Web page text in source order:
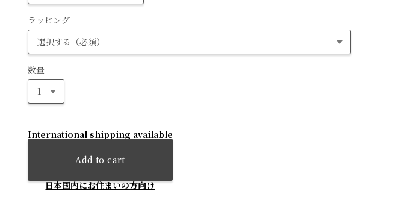
ラッピング
数量
International shipping available
Add to cart
日本国内にお住まいの方向け